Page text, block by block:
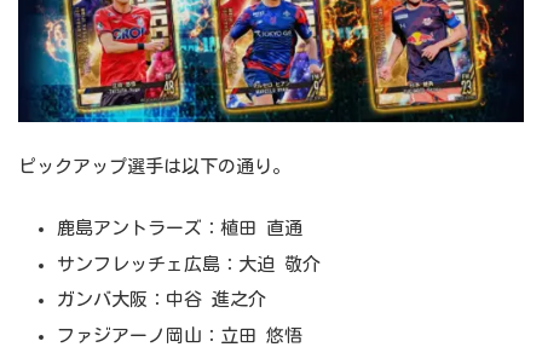
ピックアップ選手は以下の通り。
鹿島アントラーズ：植田 直通
サンフレッチェ広島：大迫 敬介
ガンバ大阪：中谷 進之介
ファジアーノ岡山：立田 悠悟